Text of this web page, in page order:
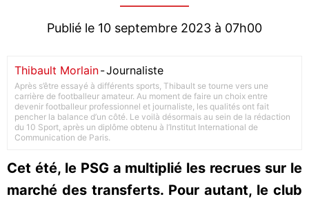
Publié le 10 septembre 2023 à 07h00
Thibault Morlain-Journaliste
Après s’être essayé à différents sports, Thibault se tourne vers une
carrière de footballeur amateur. Au moment de faire un choix entre
devenir footballeur professionnel et journaliste, les qualités ont fait
pencher la balance d’un côté. Le voilà désormais au sein de la rédaction
du 10 Sport, après un diplôme obtenu à l’Institut International de
Communication de Paris.
Cet été, le PSG a multiplié les recrues sur le
marché des transferts. Pour autant, le club